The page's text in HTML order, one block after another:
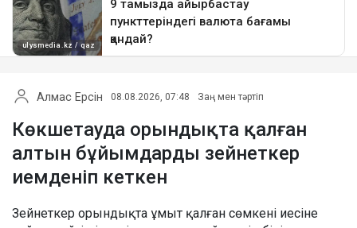
Алмас Ерсін 08.08.2026, 07:48 Заң мен тәртіп
Көкшетауда орындықта қалған
алтын бұйымдарды зейнеткер
иемденіп кеткен
Зейнеткер орындықта ұмыт қалған сөмкені иесіне